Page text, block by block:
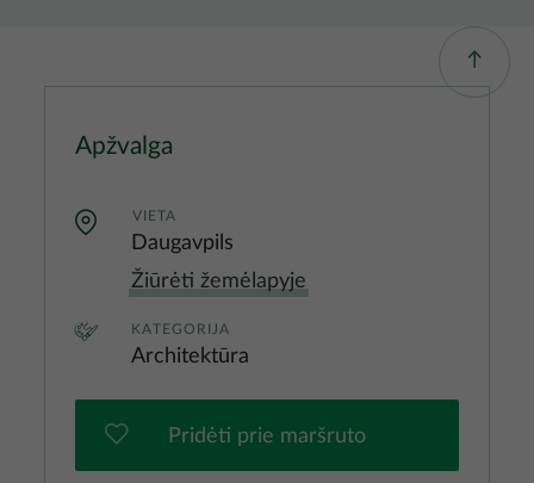
Apžvalga
VIETA
Daugavpils
Žiūrėti žemėlapyje
KATEGORIJA
Architektūra
Pridėti prie maršruto